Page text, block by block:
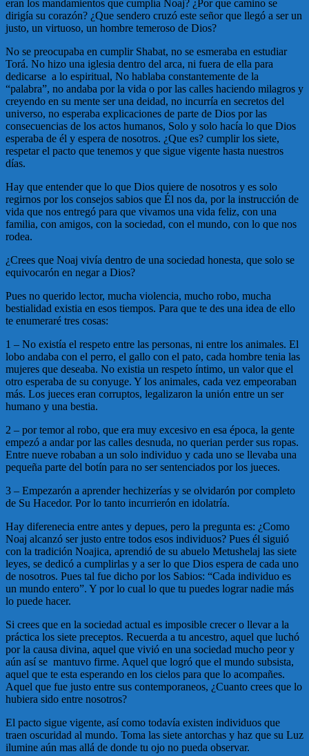
eran los mandamientos que cumplía Noaj? ¿Por que camino se
dirigía su corazón? ¿Que sendero cruzó este señor que llegó a ser un
justo, un virtuoso, un hombre temeroso de Dios?
No se preocupaba en cumplir Shabat, no se esmeraba en estudiar
Torá. No hizo una iglesia dentro del arca, ni fuera de ella para
dedicarse a lo espiritual, No hablaba constantemente de la
“palabra”, no andaba por la vida o por las calles haciendo milagros y
creyendo en su mente ser una deidad, no incurría en secretos del
universo, no esperaba explicaciones de parte de Dios por las
consecuencias de los actos humanos, Solo y solo hacía lo que Dios
esperaba de él y espera de nosotros. ¿Que es? cumplir los siete,
respetar el pacto que tenemos y que sigue vigente hasta nuestros
días.
Hay que entender que lo que Dios quiere de nosotros y es solo
regirnos por los consejos sabios que Él nos da, por la instrucción de
vida que nos entregó para que vivamos una vida feliz, con una
familia, con amigos, con la sociedad, con el mundo, con lo que nos
rodea.
¿Crees que Noaj vivía dentro de una sociedad honesta, que solo se
equivocarón en negar a Dios?
Pues no querido lector, mucha violencia, mucho robo, mucha
bestialidad existia en esos tiempos. Para que te des una idea de ello
te enumeraré tres cosas:
1 – No existía el respeto entre las personas, ni entre los animales. El
lobo andaba con el perro, el gallo con el pato, cada hombre tenia las
mujeres que deseaba. No existia un respeto íntimo, un valor que el
otro esperaba de su conyuge. Y los animales, cada vez empeoraban
más. Los jueces eran corruptos, legalizaron la unión entre un ser
humano y una bestia.
2 – por temor al robo, que era muy excesivo en esa época, la gente
empezó a andar por las calles desnuda, no querian perder sus ropas.
Entre nueve robaban a un solo individuo y cada uno se llevaba una
pequeña parte del botín para no ser sentenciados por los jueces.
3 – Empezarón a aprender hechizerías y se olvidarón por completo
de Su Hacedor. Por lo tanto incurrierón en idolatría.
Hay diferenecia entre antes y depues, pero la pregunta es: ¿Como
Noaj alcanzó ser justo entre todos esos individuos? Pues él siguió
con la tradición Noajica, aprendió de su abuelo Metushelaj las siete
leyes, se dedicó a cumplirlas y a ser lo que Dios espera de cada uno
de nosotros. Pues tal fue dicho por los Sabios: “Cada individuo es
un mundo entero”. Y por lo cual lo que tu puedes lograr nadie más
lo puede hacer.
Si crees que en la sociedad actual es imposible crecer o llevar a la
práctica los siete preceptos. Recuerda a tu ancestro, aquel que luchó
por la causa divina, aquel que vivió en una sociedad mucho peor y
aún así se mantuvo firme. Aquel que logró que el mundo subsista,
aquel que te esta esperando en los cielos para que lo acompañes.
Aquel que fue justo entre sus contemporaneos, ¿Cuanto crees que lo
hubiera sido entre nosotros?
El pacto sigue vigente, así como todavía existen individuos que
traen oscuridad al mundo. Toma las siete antorchas y haz que su Luz
ilumine aún mas allá de donde tu ojo no pueda observar.